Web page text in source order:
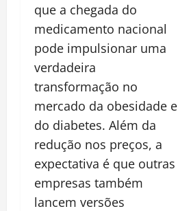
que a chegada do
medicamento nacional
pode impulsionar uma
verdadeira
transformação no
mercado da obesidade e
do diabetes. Além da
redução nos preços, a
expectativa é que outras
empresas também
lancem versões